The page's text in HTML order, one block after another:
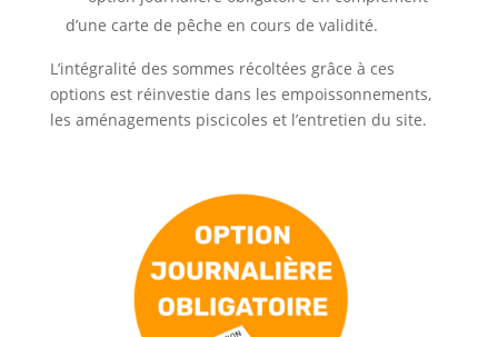
d’une carte de pêche en cours de validité.
L’intégralité des sommes récoltées grâce à ces
options est réinvestie dans les empoissonnements,
les aménagements piscicoles et l’entretien du site.